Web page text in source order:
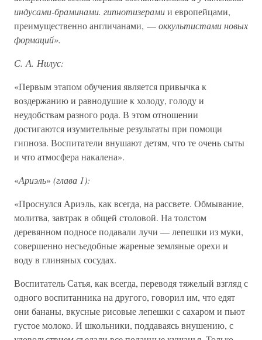
индусами-браминами. гипнотизерамии европейцами,
преимущественно англичанами, —оккультистами новых
формаций».
С. А. Нилус:
«Первым этапом обучения является привычка к
воздержанию и равнодушие к холоду, голоду и
неудобствам разного рода. В этом отношении
достигаются изумительные результаты при помощи
гипноза. Воспитатели внушают детям, что те очень сыты
и что атмосфера накалена».
«Ариэль» (глава 1):
«Проснулся Ариэль, как всегда, на рассвете. Обмывание,
молитва, завтрак в общей столовой. На толстом
деревянном подносе подавали лучи — лепешки из муки,
совершенно несъедобные жареные земляные орехи и
воду в глиняных сосудах.
Воспитатель Сатья, как всегда, переводя тяжелый взгляд с
одного воспитанника на другого, говорил им, что едят
они бананы, вкусные рисовые лепешки с сахаром и пьют
густое молоко. И школьники, поддаваясь внушению, с